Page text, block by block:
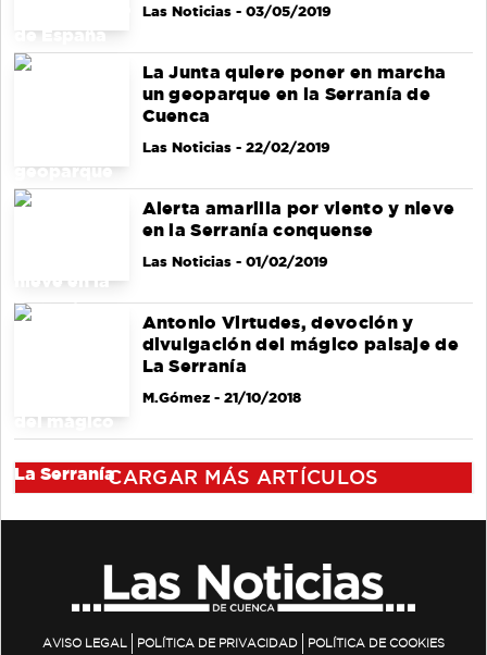
Las Noticias- 03/05/2019
La Junta quiere poner en marcha
un geoparque en la Serranía de
Cuenca
Las Noticias- 22/02/2019
Alerta amarilla por viento y nieve
en la Serranía conquense
Las Noticias- 01/02/2019
Antonio Virtudes, devoción y
divulgación del mágico paisaje de
La Serranía
M.Gómez- 21/10/2018
CARGAR MÁS ARTÍCULOS
AVISO LEGAL POLÍTICA DE PRIVACIDAD POLÍTICA DE COOKIES